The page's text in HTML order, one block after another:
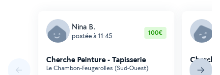
Nina B.
postée à 11:45 100€
Cherche Peinture - Tapisserie
Le Chambon-Feugerolles (Sud-Ouest)
Saint-